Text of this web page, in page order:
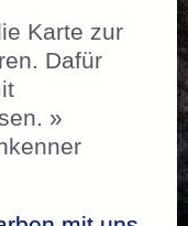
Karte zur
Dafür
»